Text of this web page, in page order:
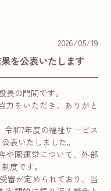
2026/05/19
を公表いたします
の門間です。
力をいただき、ありがと
令和7年度の福祉サービス
表いたしました。
や園運営について、外部
度です。
審が定められており、当